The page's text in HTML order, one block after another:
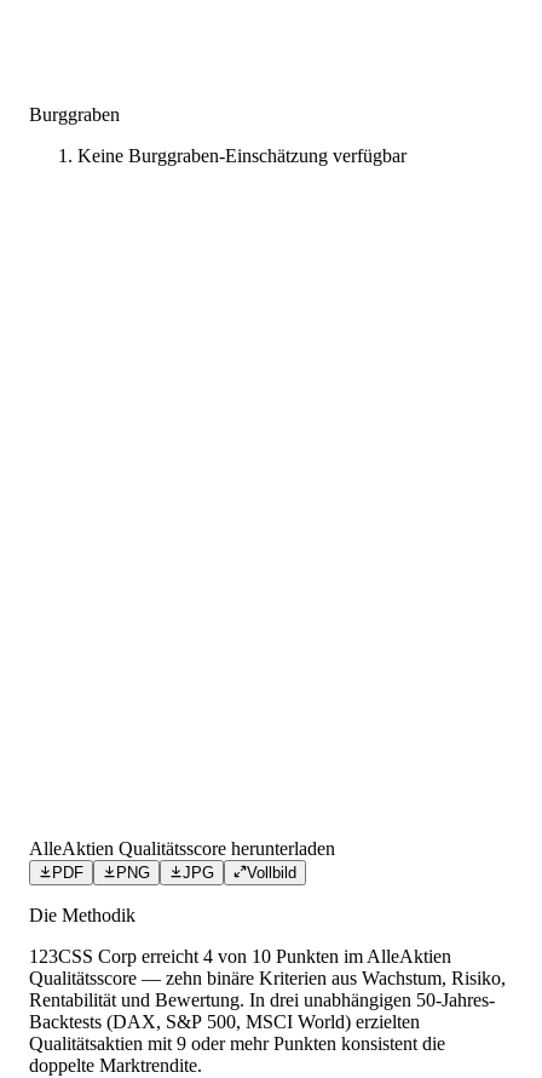
Burggraben
Keine Burggraben-Einschätzung verfügbar
AlleAktien Qualitätsscore herunterladen
PDF PNG JPG Vollbild
Die Methodik
123CSS Corp erreicht 4 von 10 Punkten im AlleAktien
Qualitätsscore — zehn binäre Kriterien aus Wachstum, Risiko,
Rentabilität und Bewertung. In drei unabhängigen 50-Jahres-
Backtests (DAX, S&P 500, MSCI World) erzielten
Qualitätsaktien mit 9 oder mehr Punkten konsistent die
doppelte Marktrendite.